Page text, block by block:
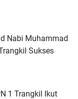
Nabi Muhammad
Sukses
1 Trangkil Ikut